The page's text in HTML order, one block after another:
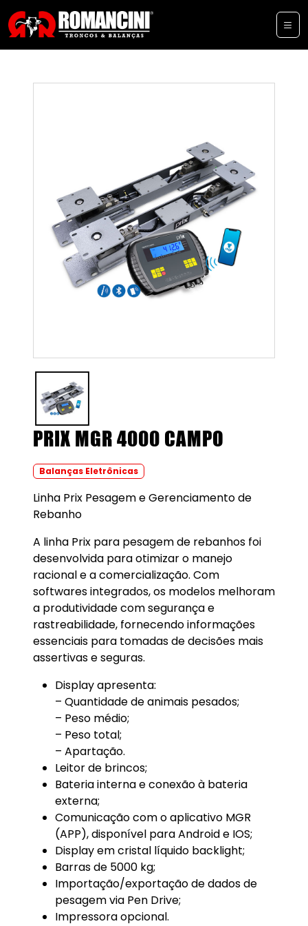
PRIX MGR 4000 CAMPO
Balanças Eletrônicas
Linha Prix Pesagem e Gerenciamento de
Rebanho
A linha Prix para pesagem de rebanhos foi
desenvolvida para otimizar o manejo
racional e a comercialização. Com
softwares integrados, os modelos melhoram
a produtividade com segurança e
rastreabilidade, fornecendo informações
essenciais para tomadas de decisões mais
assertivas e seguras.
Display apresenta:
– Quantidade de animais pesados;
– Peso médio;
– Peso total;
– Apartação.
Leitor de brincos;
Bateria interna e conexão à bateria
externa;
Comunicação com o aplicativo MGR
(APP), disponível para Android e IOS;
Display em cristal líquido backlight;
Barras de 5000 kg;
Importação/exportação de dados de
pesagem via Pen Drive;
Impressora opcional.